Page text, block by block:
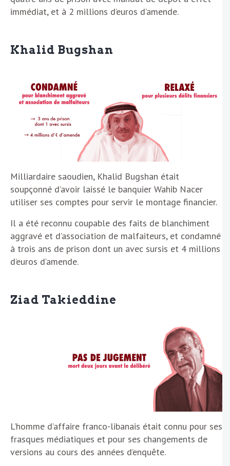
immédiat, et à 2 millions d’euros d’amende.
Khalid Bugshan
Milliardaire saoudien, Khalid Bugshan était
soupçonné d’avoir laissé le banquier Wahib Nacer
utiliser ses comptes pour servir le montage financier.
Il a été reconnu coupable des faits de blanchiment
aggravé et d’association de malfaiteurs, et condamné
à trois ans de prison dont un avec sursis et 4 millions
d’euros d’amende.
Ziad Takieddine
L’homme d’affaire franco-libanais était connu pour ses
frasques médiatiques et pour ses changements de
versions au cours des années d’enquête.